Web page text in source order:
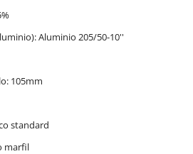
Aluminio 205/50-10''
105mm
standard
marfil